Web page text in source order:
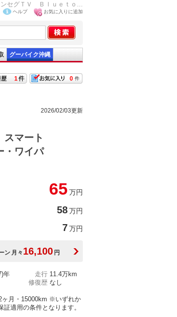
セグＴＶ Ｂｌｕｅｔｏ...
ヘルプ お気に入りに追加
グーバイク沖縄
0
1
2026/02/03更新
マート
ワイパ
65 万円
58万円
7万円
ン 月々 16,100 円
年 走行 11.4万km
修復歴 なし
ヶ月・15000km ※いずれか
証適用の条件となります。